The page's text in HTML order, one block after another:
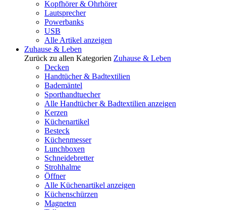
Kopfhörer & Ohrhörer
Lautsprecher
Powerbanks
USB
Alle Artikel anzeigen
Zuhause & Leben
Zurück zu allen Kategorien Zuhause & Leben
Decken
Handtücher & Badtextilien
Bademäntel
Sporthandtuecher
Alle Handtücher & Badtextilien anzeigen
Kerzen
Küchenartikel
Besteck
Küchenmesser
Lunchboxen
Schneidebretter
Strohhalme
Öffner
Alle Küchenartikel anzeigen
Küchenschürzen
Magneten